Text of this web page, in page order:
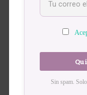
Sin spam.